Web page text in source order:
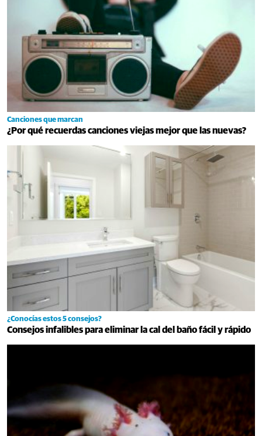
Canciones que marcan
¿Por qué recuerdas canciones viejas mejor que las nuevas?
¿Conocías estos 5 consejos?
Consejos infalibles para eliminar la cal del baño fácil y rápido